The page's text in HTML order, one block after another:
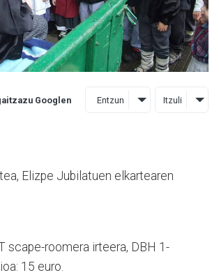
Googlen Entzun Itzuli
Elizpe Jubilatuen elkartearen
scape-roomera irteera, DBH 1-
15 euro.